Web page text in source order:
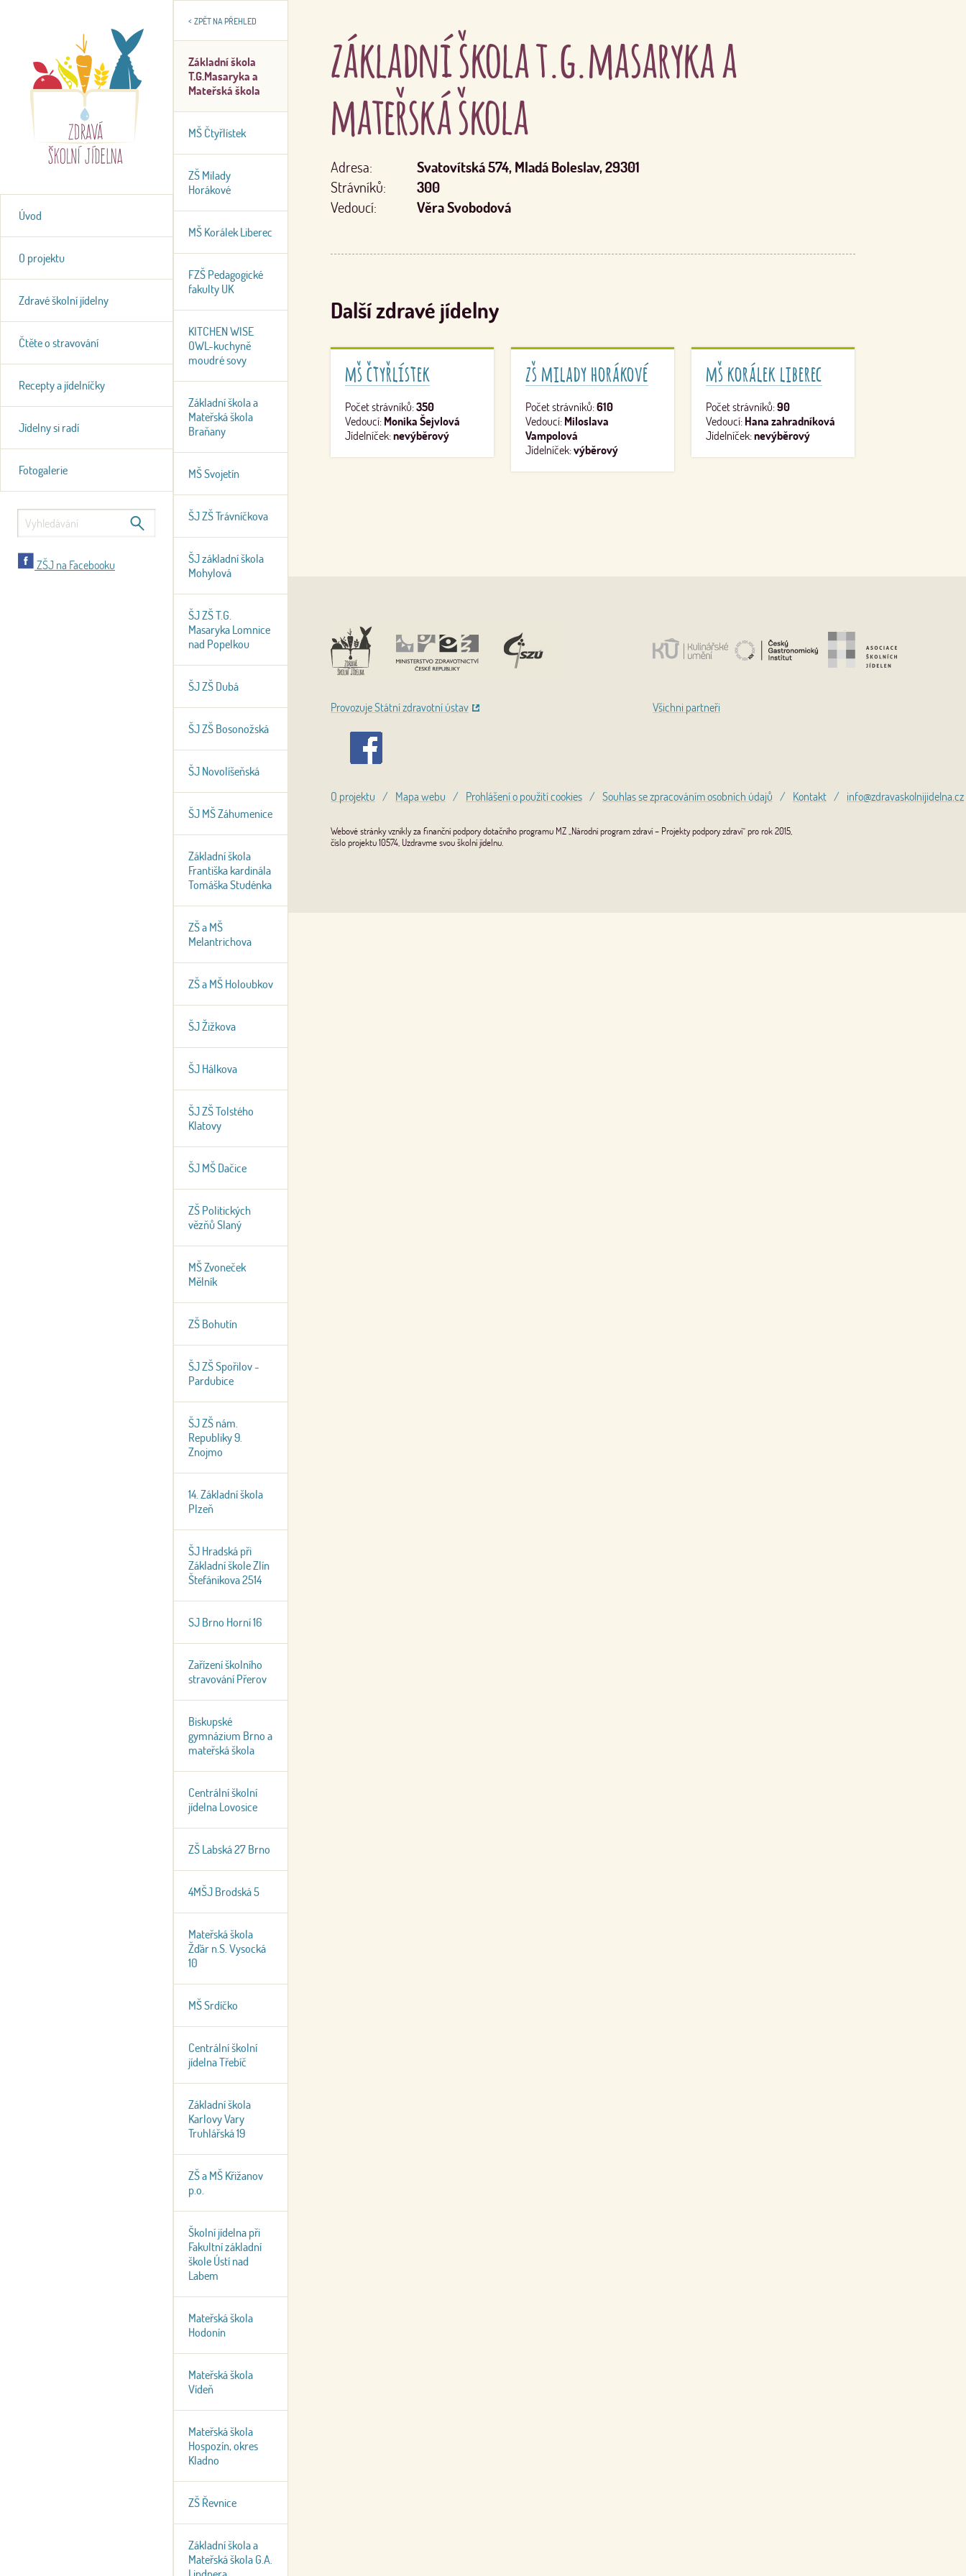
Úvod
O projektu
Zdravé školní jídelny
Čtěte o stravování
Recepty a jídelníčky
Jídelny si radí
Fotogalerie
ZŠJ na Facebooku
< ZPĚT NA PŘEHLED
Základní škola
T.G.Masaryka a
Mateřská škola
MŠ Čtyřlístek
ZŠ Milady
Horákové
MŠ Korálek Liberec
FZŠ Pedagogické
fakulty UK
KITCHEN WISE
OWL-kuchyně
moudré sovy
Základní škola a
Mateřská škola
Braňany
MŠ Svojetín
ŠJ ZŠ Trávníčkova
ŠJ základní škola
Mohylová
ŠJ ZŠ T.G.
Masaryka Lomnice
nad Popelkou
ŠJ ZŠ Dubá
ŠJ ZŠ Bosonožská
ŠJ Novolíšeňská
ŠJ MŠ Záhumenice
Základní škola
Františka kardinála
Tomáška Studénka
ZŠ a MŠ
Melantrichova
ZŠ a MŠ Holoubkov
ŠJ Žižkova
ŠJ Hálkova
ŠJ ZŠ Tolstého
Klatovy
ŠJ MŠ Dačice
ZŠ Politických
vězňů Slaný
MŠ Zvoneček
Mělník
ZŠ Bohutín
ŠJ ZŠ Spořilov -
Pardubice
ŠJ ZŠ nám.
Republiky 9.
Znojmo
14. Základní škola
Plzeň
ŠJ Hradská při
Základní škole Zlín
Štefánikova 2514
SJ Brno Horní 16
Zařízení školního
stravování Přerov
Biskupské
gymnázium Brno a
mateřská škola
Centrální školní
jídelna Lovosice
ZŠ Labská 27 Brno
4MŠJ Brodská 5
Mateřská škola
Žďár n.S. Vysocká
10
MŠ Srdíčko
Centrální školní
jídelna Třebíč
Základní škola
Karlovy Vary
Truhlářská 19
ZŠ a MŠ Křižanov
p.o.
Školní jídelna při
Fakultní základní
škole Ústí nad
Labem
Mateřská škola
Hodonín
Mateřská škola
Vídeň
Mateřská škola
Hospozín, okres
Kladno
ZŠ Řevnice
Základní škola a
Mateřská škola G.A.
základní škola t.g.masaryka a
mateřská škola
Adresa:
Svatovítská 574, Mladá Boleslav, 29301
Strávníků:
300
Vedoucí:
Věra Svobodová
Další zdravé jídelny
mš čtyřlístek
Počet strávníků:350
Vedoucí: Monika Šejvlová
Jídelníček:nevýběrový
zš milady horákové
Počet strávníků:610
Vedoucí: Miloslava
Vampolová
Jídelníček:výběrový
mš korálek liberec
Počet strávníků:90
Vedoucí: Hana zahradníková
Jídelníček:nevýběrový
Provozuje Státní zdravotní ústav Všichni partneři
O projektu / Mapa webu / Prohlášení o použití cookies / Souhlas se zpracováním osobních údajů / Kontakt / info@zdravaskolnijidelna.cz
Webové stránky vznikly za finanční podpory dotačního programu MZ „Národní program zdraví – Projekty podpory zdraví“ pro rok 2015,
číslo projektu 10574, Uzdravme svou školní jídelnu.